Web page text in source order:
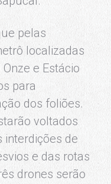
pelas
localizadas
e Estácio
para
dos foliões.
voltados
interdições de
e das rotas
drones serão